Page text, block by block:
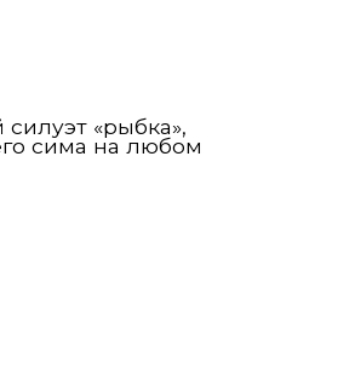
«рыбка»,
сима на любом